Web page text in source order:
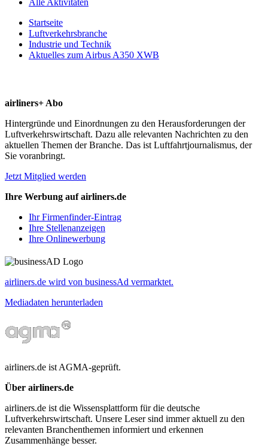
Startseite
Luftverkehrsbranche
Industrie und Technik
Aktuelles zum Airbus A350 XWB
airliners+ Abo
Hintergründe und Einordnungen zu den Herausforderungen der
Luftverkehrswirtschaft. Dazu alle relevanten Nachrichten zu den
aktuellen Themen der Branche. Das ist Luftfahrtjournalismus, der
Sie voranbringt.
Jetzt Mitglied werden
Ihre Werbung auf airliners.de
Ihr Firmenfinder-Eintrag
Ihre Stellenanzeigen
Ihre Onlinewerbung
airliners.de wird von businessAd vermarktet.
Mediadaten herunterladen
airliners.de ist AGMA-geprüft.
Über airliners.de
airliners.de ist die Wissensplattform für die deutsche
Luftverkehrswirtschaft. Unsere Leser sind immer aktuell zu den
relevanten Branchenthemen informiert und erkennen
Zusammenhänge besser.